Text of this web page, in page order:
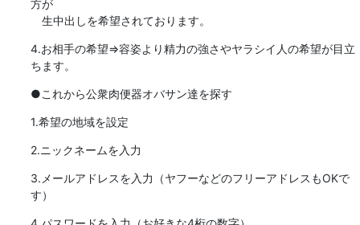
方が
生中出しを希望されております。
4.お相手の希望⇒容姿より精力の強さやヤラシイ人の希望が目立
ちます。
●これから公衆肉便器オバサン達を探す
1.希望の地域を設定
2.ニックネームを入力
3.メールアドレスを入力（ヤフーなどのフリーアドレスもOKで
す）